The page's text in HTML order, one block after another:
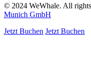
© 2024 WeWhale. All
Munich GmbH
Jetzt Buchen Jetzt Buchen